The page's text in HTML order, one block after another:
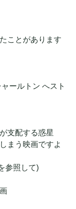
ことがあります
ールトン へスト
支配する惑星
まう映画ですよ
参照して)